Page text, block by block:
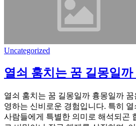
Uncategorized
열쇠 훔치는 꿈 길몽일
열쇠 훔치는 꿈 길몽일까 흉몽일까
영하는 신비로운 경험입니다. 특히
사람들에게 특별한 의미로 해석되곤